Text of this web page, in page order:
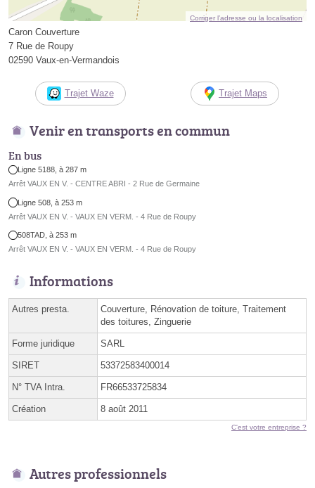
Corriger l’adresse ou la localisation
Caron Couverture
7 Rue de Roupy
02590 Vaux-en-Vermandois
Trajet Waze Trajet Maps
Venir en transports en commun
En bus
Ligne 5188, à 287 m
Arrêt VAUX EN V. - CENTRE ABRI - 2 Rue de Germaine
Ligne 508, à 253 m
Arrêt VAUX EN V. - VAUX EN VERM. - 4 Rue de Roupy
508TAD, à 253 m
Arrêt VAUX EN V. - VAUX EN VERM. - 4 Rue de Roupy
Informations
Autres presta.
Couverture, Rénovation de toiture, Traitement
des toitures, Zinguerie
Forme juridique SARL
SIRET 53372583400014
N° TVA Intra. FR66533725834
Création 8 août 2011
C'est votre entreprise ?
Autres professionnels